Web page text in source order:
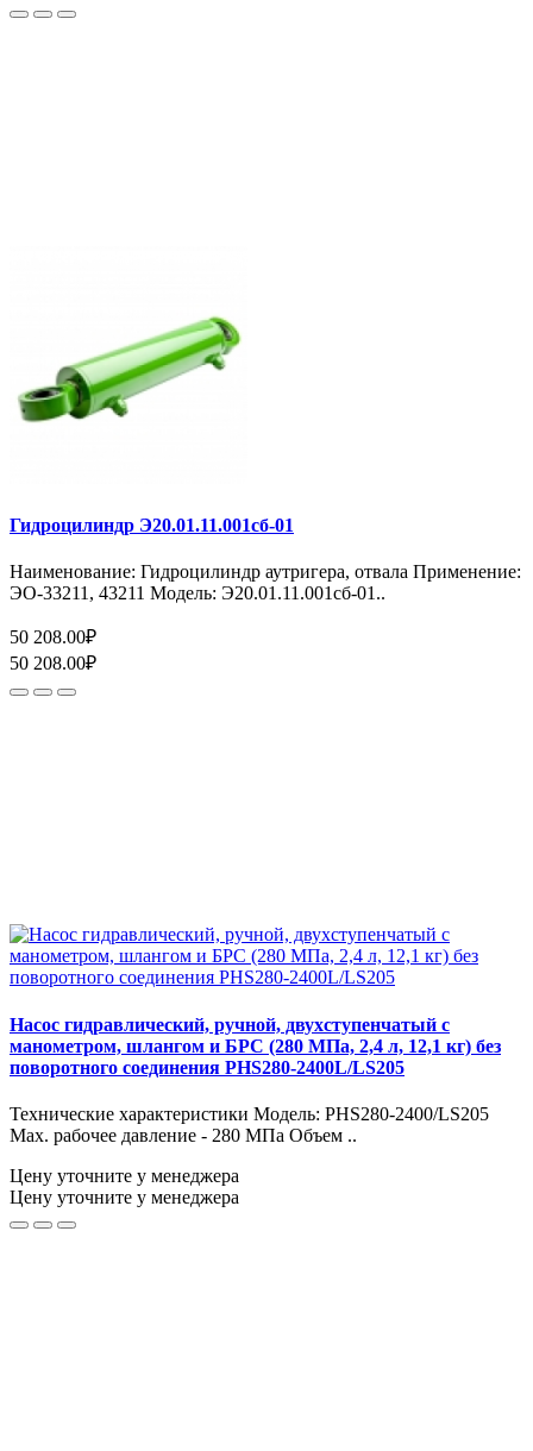
Гидроцилиндр Э20.01.11.001сб-01
Наименование: Гидроцилиндр аутригера, отвала Применение:
ЭО-33211, 43211 Модель: Э20.01.11.001сб-01..
50 208.00₽
50 208.00₽
Насос гидравлический, ручной, двухступенчатый с
манометром, шлангом и БРС (280 МПа, 2,4 л, 12,1 кг) без
поворотного соединения PHS280-2400L/LS205
Технические характеристики Модель: PHS280-2400/LS205
Max. рабочее давление - 280 МПа Объем ..
Цену уточните у менеджера
Цену уточните у менеджера